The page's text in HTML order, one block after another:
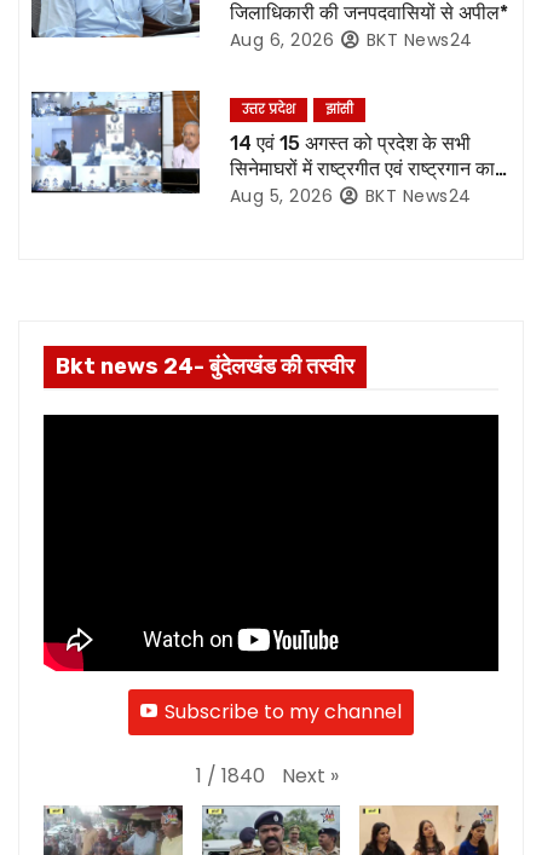
a
i
o
जिलाधिकारी की जनपदवासियों से अपील*
Aug 6, 2026 BKT News24
उत्तर प्रदेश झांसी
14 एवं 15 अगस्त को प्रदेश के सभी
सिनेमाघरों में राष्ट्रगीत एवं राष्ट्रगान का
हो अनिवार्य प्रसारण:- मुख्य सचिव*
Aug 5, 2026 BKT News24
Bkt news 24- बुंदेलखंड की तस्वीर
Subscribe to my channel
1 / 1840 Next »